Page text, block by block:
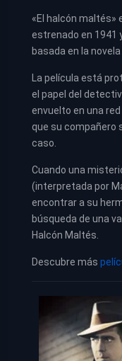
«El halcón maltés»
estrenado en 1941
basada en la
La película está
el papel del
envuelto en una
que su compañero
caso.
Cuando una
(interpretada por
encontrar a su
búsqueda de una
Halcón Maltés.
Descubre más